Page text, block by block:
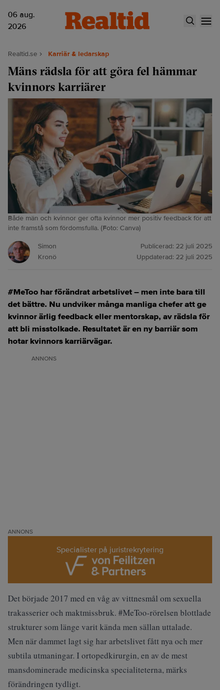
06 aug.
2026
Realtid.se Karriär & ledarskap
Mäns rädsla för att göra fel hämmar
kvinnors karriärer
Både män och kvinnor ger ofta kvinnor mer positiv feedback för att
inte framstå som fördomsfulla. (Foto: Canva)
Simon
Kronö
Publicerad: 22 juli 2025
Uppdaterad: 22 juli 2025
#MeToo har förändrat arbetslivet – men inte bara till
det bättre. Nu undviker många manliga chefer att ge
kvinnor ärlig feedback eller mentorskap, av rädsla för
att bli misstolkade. Resultatet är en ny barriär som
hotar kvinnors karriärvägar.
ANNONS
ANNONS
Specialister på juristrekrytering
Det började 2017 med en våg av vittnesmål om sexuella
trakasserier och maktmissbruk. #MeToo-rörelsen blottlade
strukturer som länge varit kända men sällan uttalade.
Men när dammet lagt sig har arbetslivet fått nya och mer
subtila utmaningar. I ortopedkirurgin, en av de mest
mansdominerade medicinska specialiteterna, märks
förändringen tydligt.